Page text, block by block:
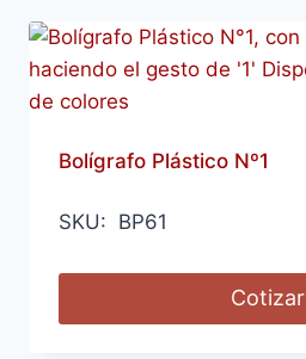
Bolígrafo Plástico Nº1
SKU: BP61
Cotizar